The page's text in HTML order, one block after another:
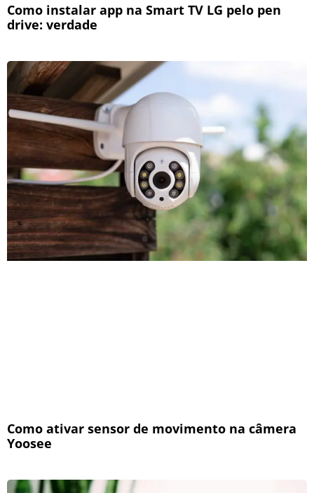
Como instalar app na Smart TV LG pelo pen
drive: verdade
Como ativar sensor de movimento na câmera
Yoosee